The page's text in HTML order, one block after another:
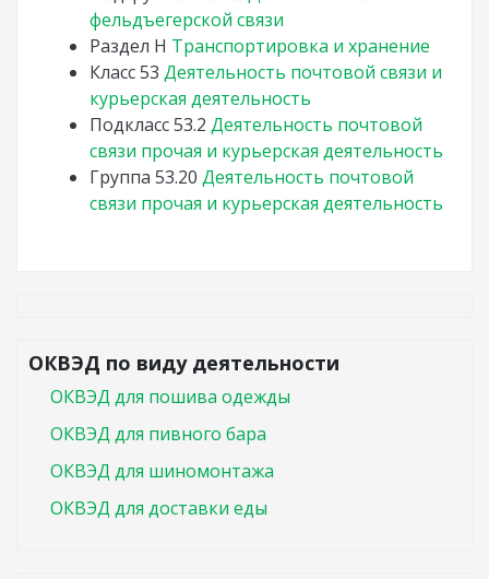
фельдъегерской связи
Раздел H Транспортировка и хранение
Класс53 Деятельность почтовой связи и
курьерская деятельность
Подкласс53.2 Деятельность почтовой
связи прочая и курьерская деятельность
Группа 53.20 Деятельность почтовой
связи прочая и курьерская деятельность
ОКВЭД по виду деятельности
ОКВЭД для пошива одежды
ОКВЭД для пивного бара
ОКВЭД для шиномонтажа
ОКВЭД для доставки еды